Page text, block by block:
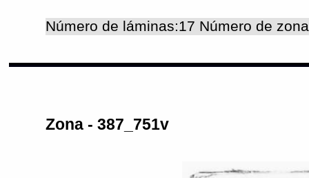
Número de láminas:17 Número de
Zona - 387_751v